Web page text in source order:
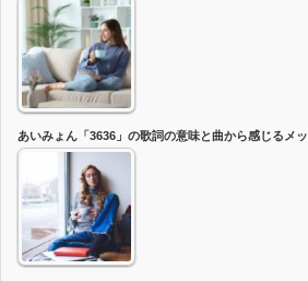
あいみょん「3636」の歌詞の意味と曲から感じるメ